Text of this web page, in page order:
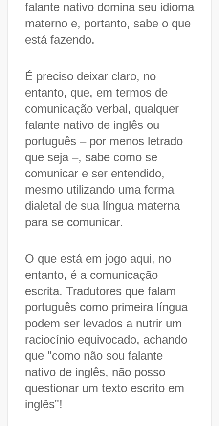
falante nativo domina seu idioma
materno e, portanto, sabe o que
está fazendo.
É preciso deixar claro, no
entanto, que, em termos de
comunicação verbal, qualquer
falante nativo de inglês ou
português – por menos letrado
que seja –, sabe como se
comunicar e ser entendido,
mesmo utilizando uma forma
dialetal de sua língua materna
para se comunicar.
O que está em jogo aqui, no
entanto, é a comunicação
escrita. Tradutores que falam
português como primeira língua
podem ser levados a nutrir um
raciocínio equivocado, achando
que "como não sou falante
nativo de inglês, não posso
questionar um texto escrito em
inglês"!